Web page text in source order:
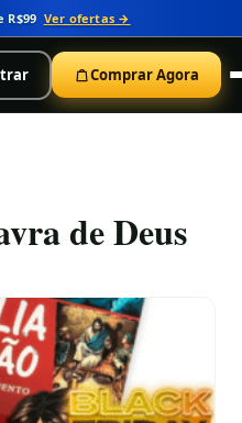
R$99 Ver ofertas →
Comprar Agora
de Deus